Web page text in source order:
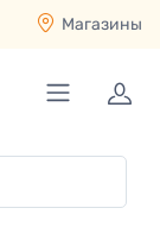
Магазины